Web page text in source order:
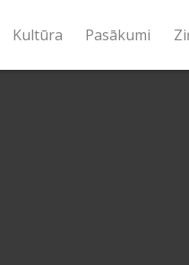
Kultūra Pasākumi